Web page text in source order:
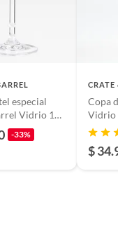
especial
Vidrio 1
ml
-33%
CRATE
Copa
Vidrio
$